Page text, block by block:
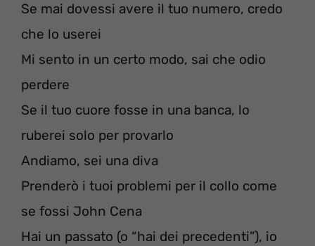
Se mai dovessi avere il tuo numero, credo
che lo userei
Mi sento in un certo modo, sai che odio
perdere
Se il tuo cuore fosse in una banca, lo
ruberei solo per provarlo
Andiamo, sei una diva
Prenderò i tuoi problemi per il collo come
se fossi John Cena
Hai un passato (o “hai dei precedenti”), io